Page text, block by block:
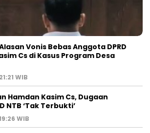
Vonis Bebas Anggota DPRD
Cs di Kasus Program Desa
WIB
Hamdan Kasim Cs, Dugaan
NTB ‘Tak Terbukti’
WIB